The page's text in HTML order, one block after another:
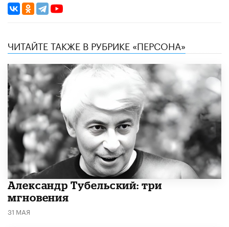
ЧИТАЙТЕ ТАКЖЕ В РУБРИКЕ «ПЕРСОНА»
Александр Тубельский: три
мгновения
31 МАЯ